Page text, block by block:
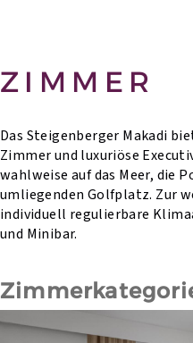
ZIMMER
Das Steigenberger Makadi
Zimmer und luxuriöse
wahlweise auf das Meer, die
umliegenden Golfplatz. Zur
individuell regulierbare
und Minibar.